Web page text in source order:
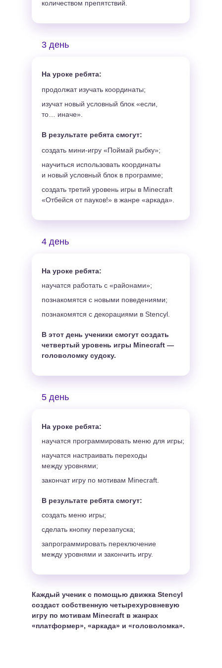
На уроке ребята:
На уроке ребята:
На уроке ребята:
В результате ребята смогут:
В результате ребята смогут:
В этот день ученики смогут создать
четвертый уровень игры Minecraft —
головоломку судоку.
3 день
4 день
5 день
Каждый ученик с помощью движка Stencyl
создаст собственную четырехуровневую
игру по мотивам Minecraft в жанрах
«платформер», «аркада» и «головоломка».
продолжат изучать координаты;
изучат новый условный блок «если,
то… иначе».
научатся программировать меню для игры;
научатся настраивать переходы
между уровнями;
закончат игру по мотивам Minecraft.
научатся работать с «районами»;
познакомятся с новыми поведениями;
познакомятся с декорациями в Stencyl.
количеством препятствий.
создать мини-игру «Поймай рыбку»;
научиться использовать координаты
и новый условный блок в программе;
создать третий уровень игры в Minecraft
«Отбейся от пауков!» в жанре «аркада».
создать меню игры;
сделать кнопку перезапуска;
запрограммировать переключение
между уровнями и закончить игру.
Вторая неделя.